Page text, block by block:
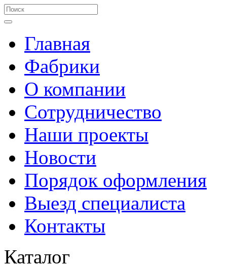
Главная
Фабрики
О компании
Сотрудничество
Наши проекты
Новости
Порядок оформления
Выезд специалиста
Контакты
Каталог